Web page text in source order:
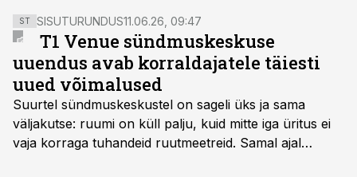
ST SISUTURUNDUS11.06.26, 09:47
T1 Venue sündmuskeskuse
uuendus avab korraldajatele täiesti
uued võimalused
Suurtel sündmuskeskustel on sageli üks ja sama
väljakutse: ruumi on küll palju, kuid mitte iga üritus ei
vaja korraga tuhandeid ruutmeetreid. Samal ajal